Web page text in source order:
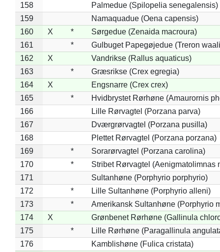
158
Palmedue (Spilopelia senegalensis)
159
Namaquadue (Oena capensis)
160
X *
Sørgedue (Zenaida macroura)
161
*
Gulbuget Papegøjedue (Treron
162
X
Vandrikse (Rallus aquaticus)
163
*
Græsrikse (Crex egregia)
164
X
Engsnarre (Crex crex)
165
*
Hvidbrystet Rørhøne (Amaurornis
166
Lille Rørvagtel (Porzana parva)
167
Dværgrørvagtel (Porzana pusilla)
168
Plettet Rørvagtel (Porzana porzana)
169
*
Sorarørvagtel (Porzana carolina)
170
*
Stribet Rørvagtel (Aenigmatolimnas
171
Sultanhøne (Porphyrio porphyrio)
172
*
Lille Sultanhøne (Porphyrio alleni)
173
*
Amerikansk Sultanhøne (Porphyrio
174
X
Grønbenet Rørhøne (Gallinula
175
*
Lille Rørhøne (Paragallinula
176
Kamblishøne (Fulica cristata)